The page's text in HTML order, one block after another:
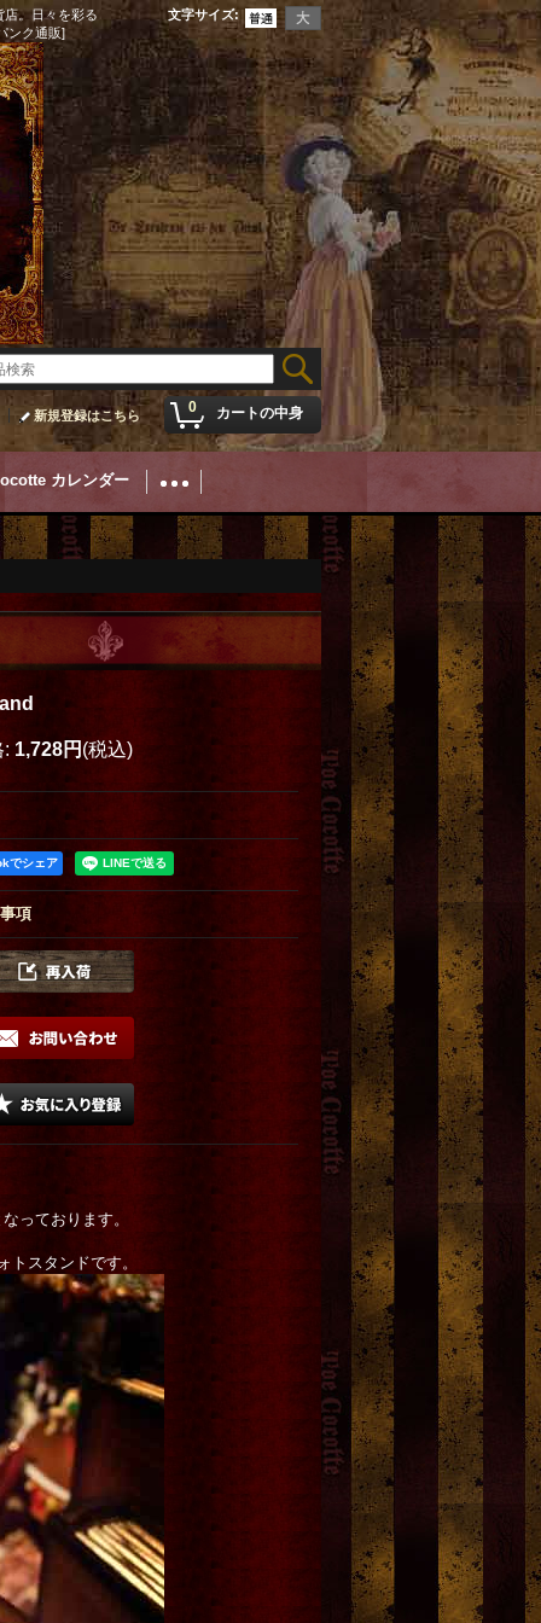
。日々を彩る
ンク通販]
文字サイズ:
0 カートの中身
新規登録はこちら
カレンダー
: 1,728円 (税込)
でシェア
項
っております。
スタンドです。